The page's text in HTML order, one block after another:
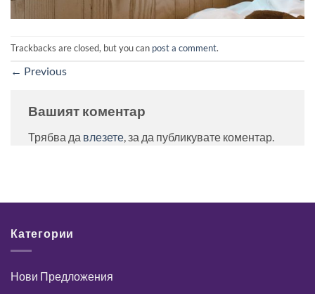
Trackbacks are closed, but you can post a comment.
← Previous
Вашият коментар
Трябва да влезете, за да публикувате коментар.
Категории
Нови Предложения